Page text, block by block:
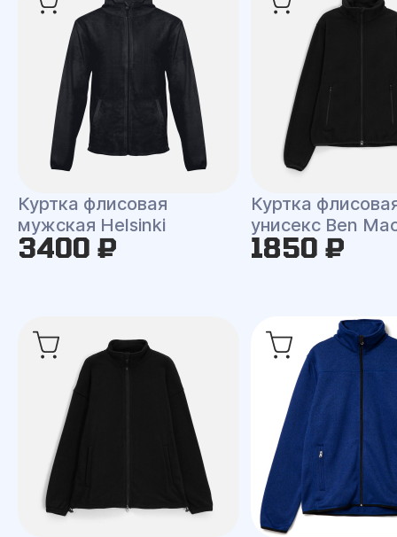
Куртка флисовая
мужская Helsinki
3400 ₽
Куртка
унисекс Ben
1850 ₽